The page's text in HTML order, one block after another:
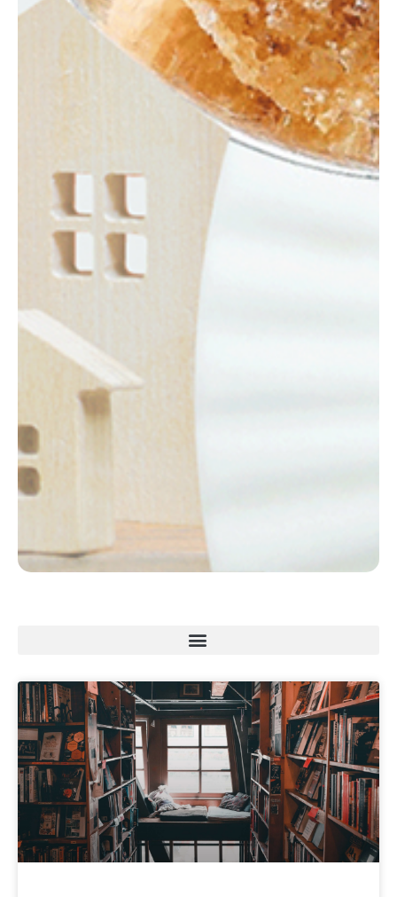
面
頁
面
頁
面
頁
面
頁
面